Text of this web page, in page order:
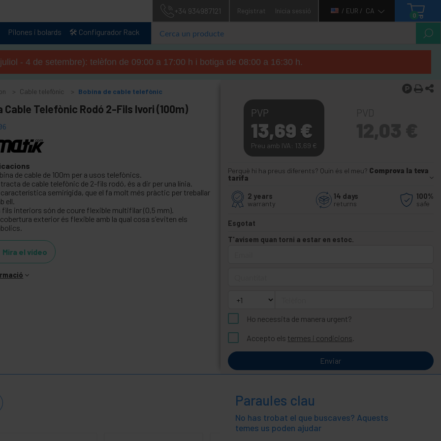
+34 934987121 Registrat Inicia sessió / EUR / CA
0
Pilones i bolards 🛠️ Configurador Rack
- 4 de setembre): telèfon de 09:00 a 17:00 h i botiga de 08:00 a 16:30 h.
Cable telefònic Bobina de cable telefònic
Cable Telefònic Rodó 2-Fils Ivori (100m)
de cable de 100m per a usos telefònics.
de cable telefònic de 2-fils rodó, és a dir per una línia.
característica semirígida, que el fa molt més pràctic per treballar
ell.
fils interiors són de coure flexible multifilar (0,5 mm).
exterior és flexible amb la qual cosa s'eviten els
Mira el vídeo
PVP
13,69 €
Preu amb IVA: 13,69 €
Perquè hi ha preus diferents? Quin és el meu? Comprova la teva
tarifa
2 years
warranty
14 days
returns
100%
safe
Esgotat
T'avisem quan torni a estar en estoc.
Ho necessita de manera urgent?
Accepto els termes i condicions.
Enviar
Paraules clau
No has trobat el que buscaves? Aquests
temes us poden ajudar